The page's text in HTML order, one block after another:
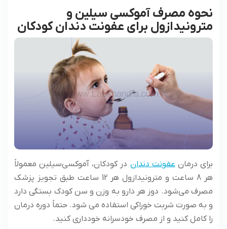
نحوه مصرف آموکسی سیلین و
مترونیدازول برای عفونت دندان کودکان
برای درمان عفونت دندان در کودکان، آموکسی‌سیلین معمولاً
هر 8 ساعت و مترونیدازول هر 12 ساعت طبق تجویز پزشک
مصرف می‌شود. دوز هر دارو به وزن و سن کودک بستگی دارد
و به صورت شربت خوراکی استفاده می شود. حتماً دوره درمان
را کامل کنید و از مصرف خودسرانه خودداری کنید.